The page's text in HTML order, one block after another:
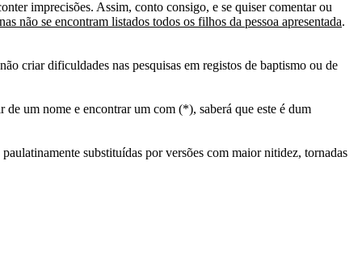
imprecisões. Assim, conto consigo, e se quiser comentar ou
não se encontram listados todos os filhos da pessoa apresentada.
criar dificuldades nas pesquisas em registos de baptismo ou de
um nome e encontrar um com (*), saberá que este é dum
substituídas por versões com maior nitidez, tornadas